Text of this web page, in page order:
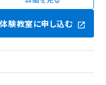
体験教室に申し込む